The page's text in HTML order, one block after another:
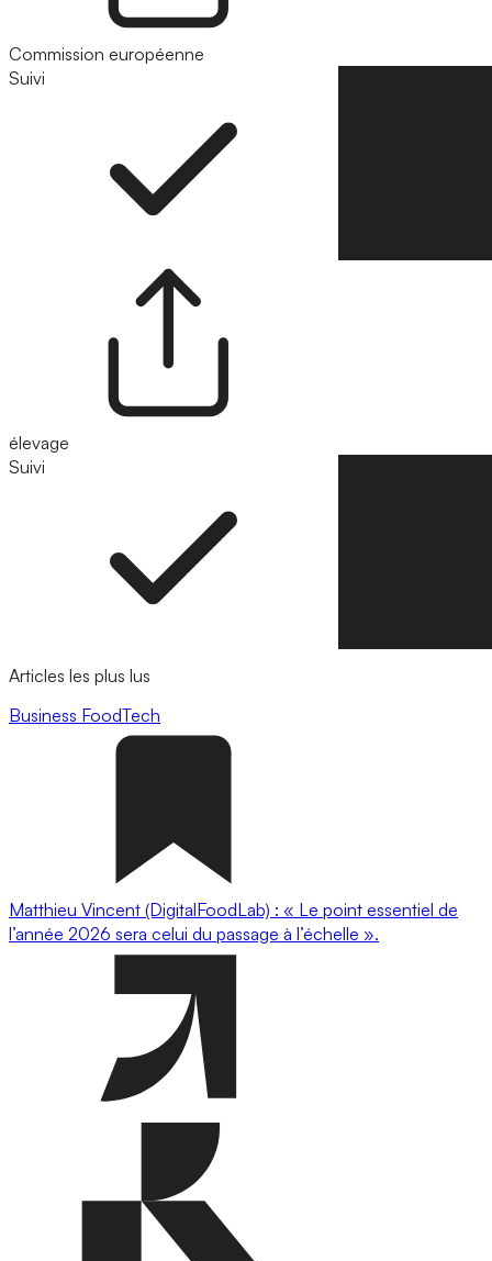
Commission européenne
Suivi
élevage
Suivi
Articles les plus lus
Business FoodTech
Matthieu Vincent (DigitalFoodLab) : « Le point essentiel de
l’année 2026 sera celui du passage à l’échelle ».